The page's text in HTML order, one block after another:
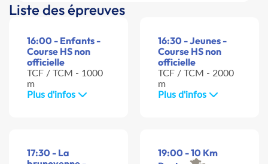
Liste des épreuves
16:00 - Enfants -
Course HS non
officielle
TCF / TCM - 1000
m
Plus d'infos
16:30 - Jeunes -
Course HS non
officielle
TCF / TCM - 2000
m
Plus d'infos
17:30 - La
19:00 - 10 Km